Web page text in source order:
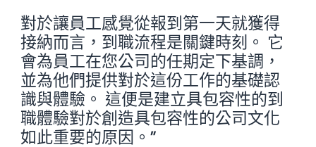
對於讓員工感覺從報到第一天就獲得
接納而言，到職流程是關鍵時刻。 它
會為員工在您公司的任期定下基調，
並為他們提供對於這份工作的基礎認
識與體驗。 這便是建立具包容性的到
職體驗對於創造具包容性的公司文化
如此重要的原因。”